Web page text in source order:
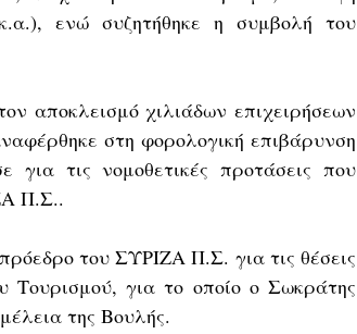
ενώ συζητήθηκε η συμβολή του
αποκλεισμό χιλιάδων επιχειρήσεων
στη φορολογική επιβάρυνση
για τις νομοθετικές προτάσεις που
Π.Σ..
του ΣΥΡΙΖΑ Π.Σ. για τις θέσεις
Τουρισμού, για το οποίο ο Σωκράτης
της Βουλής.